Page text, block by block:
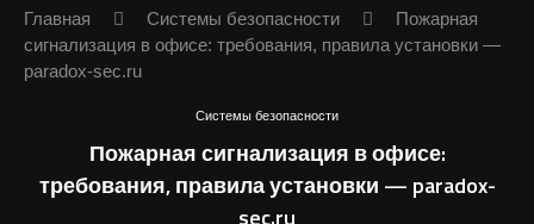
Главная Системы безопасности
Пожарная
сигнализация в офисе: требования, правила установки —
paradox-sec.ru
Системы безопасности
Пожарная сигнализация в офисе:
требования, правила установки — paradox-
sec.ru